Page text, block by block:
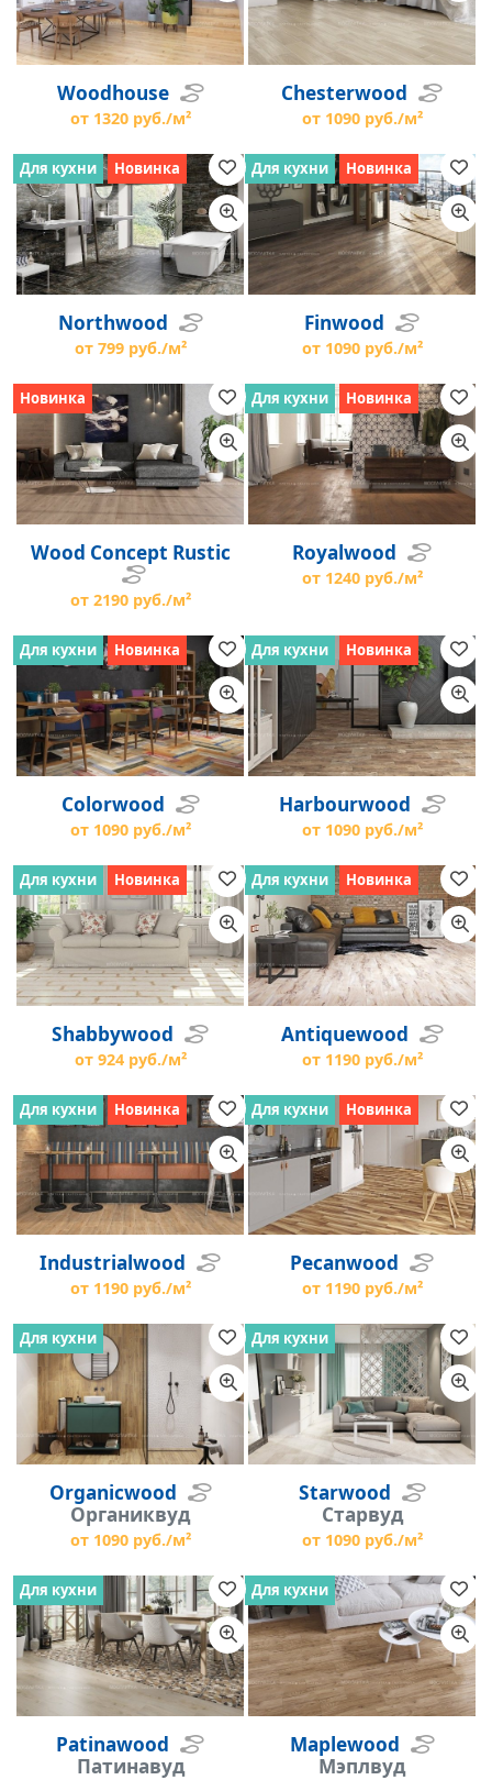
Woodhouse
от 1320 руб./м²
Chesterwood
от 1090 руб./м²
Northwood
от 799 руб./м²
Для кухни Новинка
Finwood
от 1090 руб./м²
Для кухни Новинка
Wood Concept Rustic
от 2190 руб./м²
Новинка
Royalwood
от 1240 руб./м²
Для кухни Новинка
Colorwood
от 1090 руб./м²
Для кухни Новинка
Harbourwood
от 1090 руб./м²
Для кухни Новинка
Shabbywood
от 924 руб./м²
Для кухни Новинка
Antiquewood
от 1190 руб./м²
Для кухни Новинка
Industrialwood
от 1190 руб./м²
Для кухни Новинка
Pecanwood
от 1190 руб./м²
Для кухни Новинка
Organicwood
Органиквуд
от 1090 руб./м²
Для кухни
Starwood
Старвуд
от 1090 руб./м²
Для кухни
Patinawood
Патинавуд
Для кухни
Maplewood
Мэплвуд
Для кухни